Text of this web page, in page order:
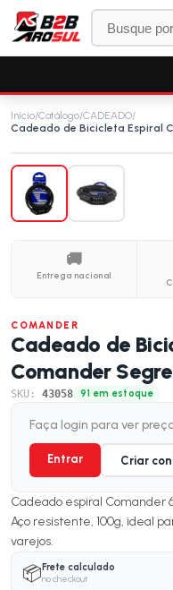
Início/Catálogo/CADEADO/
Cadeado de Bicicleta Espiral
🚚
Entrega nacional
COMANDER
Cadeado de
Comander
SKU: 43058 91 em estoque
Faça login para ver
Entrar Criar
Cadeado espiral Comander
Aço resistente, 100g, ideal
varejos.
📦Frete calculado
no checkout